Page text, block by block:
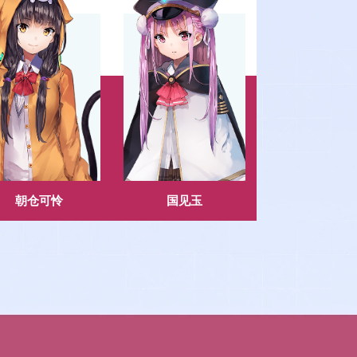
朝仓可怜 国见玉